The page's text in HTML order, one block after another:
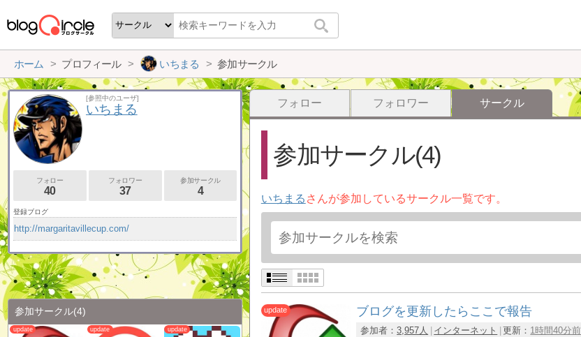
ホーム プロフィール いちまる 参加サークル
フォロー フォロワー サークル
参加サークル(4)
いちまる さんが参加しているサークル一覧です。
ブログを更新したらここで報告
参加者：3,957人 インターネット 更新： 1時間40分前
[参照中のユーザ]
いちまる
フォロー
40
フォロワー
37
参加サークル
4
登録ブログ
http://margaritavillecup.com/
参加サークル(4)